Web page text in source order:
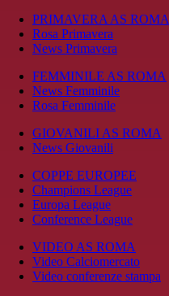
PRIMAVERA AS ROMA
Rosa Primavera
News Primavera
FEMMINILE AS ROMA
News Femminile
Rosa Femminile
GIOVANILI AS ROMA
News Giovanili
COPPE EUROPEE
Champions League
Europa League
Conference League
VIDEO AS ROMA
Video Calciomercato
Video conferenze stampa